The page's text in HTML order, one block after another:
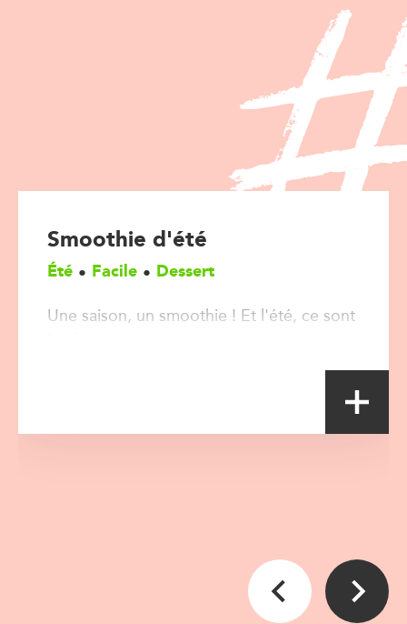
Smoothie d'été
Été Facile Dessert
Une saison, un smoothie ! Et l'été, ce sont